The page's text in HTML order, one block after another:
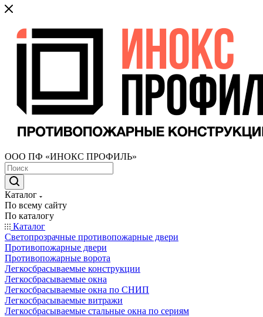
ООО ПФ «ИНОКС ПРОФИЛЬ»
Каталог
По всему сайту
По каталогу
Каталог
Светопрозрачные противопожарные двери
Противопожарные двери
Противопожарные ворота
Легкосбрасываемые конструкции
Легкосбрасываемые окна
Легкосбрасываемые окна по СНИП
Легкосбрасываемые витражи
Легкосбрасываемые стальные окна по сериям